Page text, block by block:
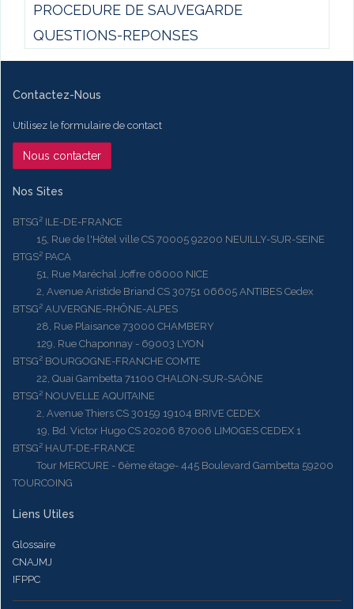
PROCEDURE DE SAUVEGARDE
QUESTIONS-REPONSES
Contactez-Nous
Utilisez le formulaire de contact
Nous contacter
Nos Sites
BTSG² ILE-DE-FRANCE
15, Rue de l'Hôtel ville CS 70005 92200 NEUILLY-SUR-SEINE
BTGS² PACA
51, Rue Maréchal Joffre 06000 NICE
2, Avenue Aristide Briand CS 30751 06605 ANTIBES Cedex
BTSG² AUVERGNE-RHÔNE-ALPES
28, Rue Plaisance 73000 CHAMBERY
129, Rue Chaponnay - 69003 LYON
BTSG² BOURGOGNE-FRANCHE COMTE
22, Quai Gambetta 71100 CHALON-SUR-SAÔNE
BTSG² NOUVELLE AQUITAINE
2, Avenue Thiers CS 30159 19104 BRIVE CEDEX
19, Bd. Victor Hugo CS 20206 87006 LIMOGES CEDEX 1
BTSG² HAUT-DE-FRANCE
Tour MERCURE - 6ème étage- 445 Boulevard Gambetta 59200
TOURCOING
Liens Utiles
Glossaire
CNAJMJ
IFPPC